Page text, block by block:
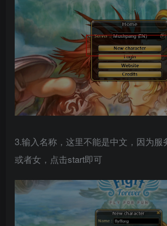
3.输入名称，这里不能是中文，因为服
或者女，点击start即可